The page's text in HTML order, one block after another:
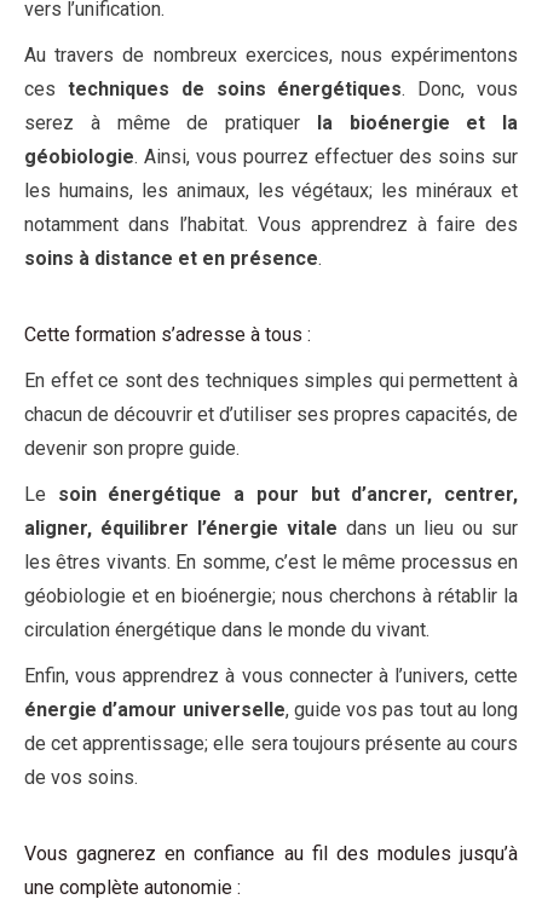
vers l’unification.
Au travers de nombreux exercices, nous expérimentons
ces techniques de soins énergétiques. Donc, vous
serez à même de pratiquer la bioénergie et la
géobiologie. Ainsi, vous pourrez effectuer des soins sur
les humains, les animaux, les végétaux; les minéraux et
notamment dans l’habitat. Vous apprendrez à faire des
soins à distance et en présence.
Cette formation s’adresse à tous :
En effet ce sont des techniques simples qui permettent à
chacun de découvrir et d’utiliser ses propres capacités, de
devenir son propre guide.
Le soin énergétique a pour but d’ancrer, centrer,
aligner, équilibrer l’énergie vitale dans un lieu ou sur
les êtres vivants. En somme, c’est le même processus en
géobiologie et en bioénergie; nous cherchons à rétablir la
circulation énergétique dans le monde du vivant.
Enfin, vous apprendrez à vous connecter à l’univers, cette
énergie d’amour universelle, guide vos pas tout au long
de cet apprentissage; elle sera toujours présente au cours
de vos soins.
Vous gagnerez en confiance au fil des modules jusqu’à
une complète autonomie :